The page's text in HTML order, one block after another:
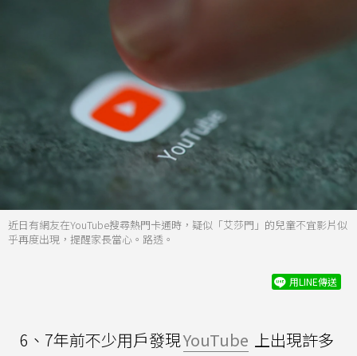
近日有網友在YouTube搜尋熱門卡通時，疑似「艾莎門」的兒童不宜影片似
乎再度出現，提醒家長當心。路透。
用LINE傳送
6、7年前不少用戶發現YouTube 上出現許多